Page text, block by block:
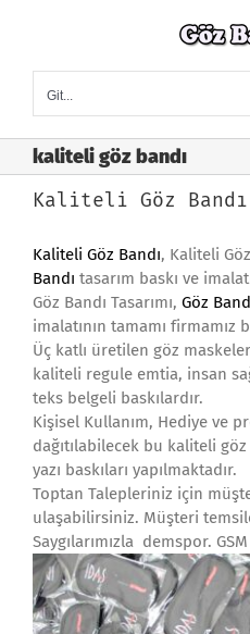
Git...
kaliteli göz bandı
Kaliteli Göz Bandı
Kaliteli Göz Bandı, Kaliteli
Bandı tasarım baskı ve
Göz Bandı Tasarımı, Göz
imalatının tamamı firmamız
Üç katlı üretilen göz
kaliteli regule emtia, insan
teks belgeli baskılardır.
Kişisel Kullanım, Hediye ve
dağıtılabilecek bu kaliteli
yazı baskıları yapılmaktadır.
Toptan Talepleriniz için
ulaşabilirsiniz. Müşteri
Saygılarımızla demspor.